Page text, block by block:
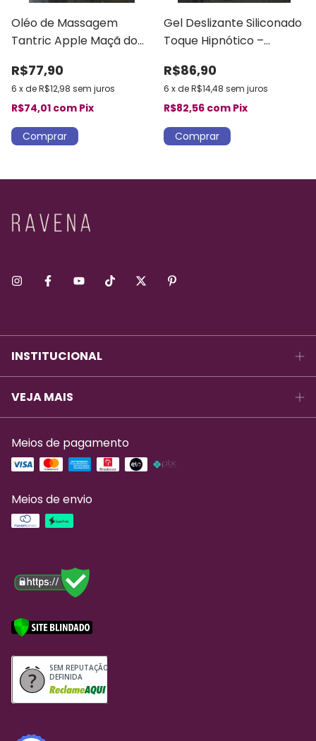
Oléo de Massagem
Tantric Apple Maçã do
R$77,90
6 xdeR$12,98 sem juros
R$74,01 com Pix
Gel Deslizante Siliconado
Toque Hipnótico –
R$86,90
6 xdeR$14,48 sem juros
R$82,56 com Pix
INSTITUCIONAL
VEJA MAIS
Meios de pagamento
Meios de envio
SEM REPUTAÇÃO
DEFINIDA